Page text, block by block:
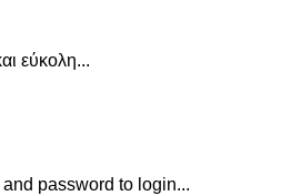
εύκολη...
password to login...